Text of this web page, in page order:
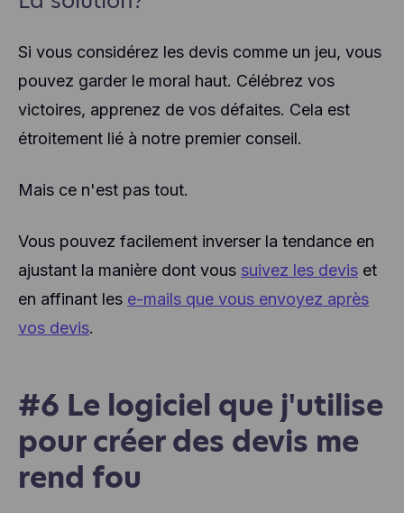
Si vous considérez les devis comme un jeu, vous
pouvez garder le moral haut. Célébrez vos
victoires, apprenez de vos défaites. Cela est
étroitement lié à notre premier conseil.
Mais ce n'est pas tout.
Vous pouvez facilement inverser la tendance en
ajustant la manière dont vous suivez les devis et
en affinant les e-mails que vous envoyez après
vos devis.
#6 Le logiciel que j'utilise
pour créer des devis me
rend fou